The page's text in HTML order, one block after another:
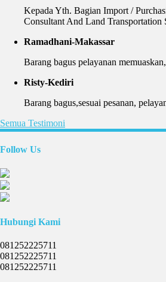
Kepada Yth. Bagian Import /
Consultant And Land
Ramadhani-Makassar
Barang bagus pelayanan
Risty-Kediri
Barang bagus,sesuai pesanan,
Semua Testimoni
Follow Us
Hubungi Kami
081252225711
081252225711
081252225711